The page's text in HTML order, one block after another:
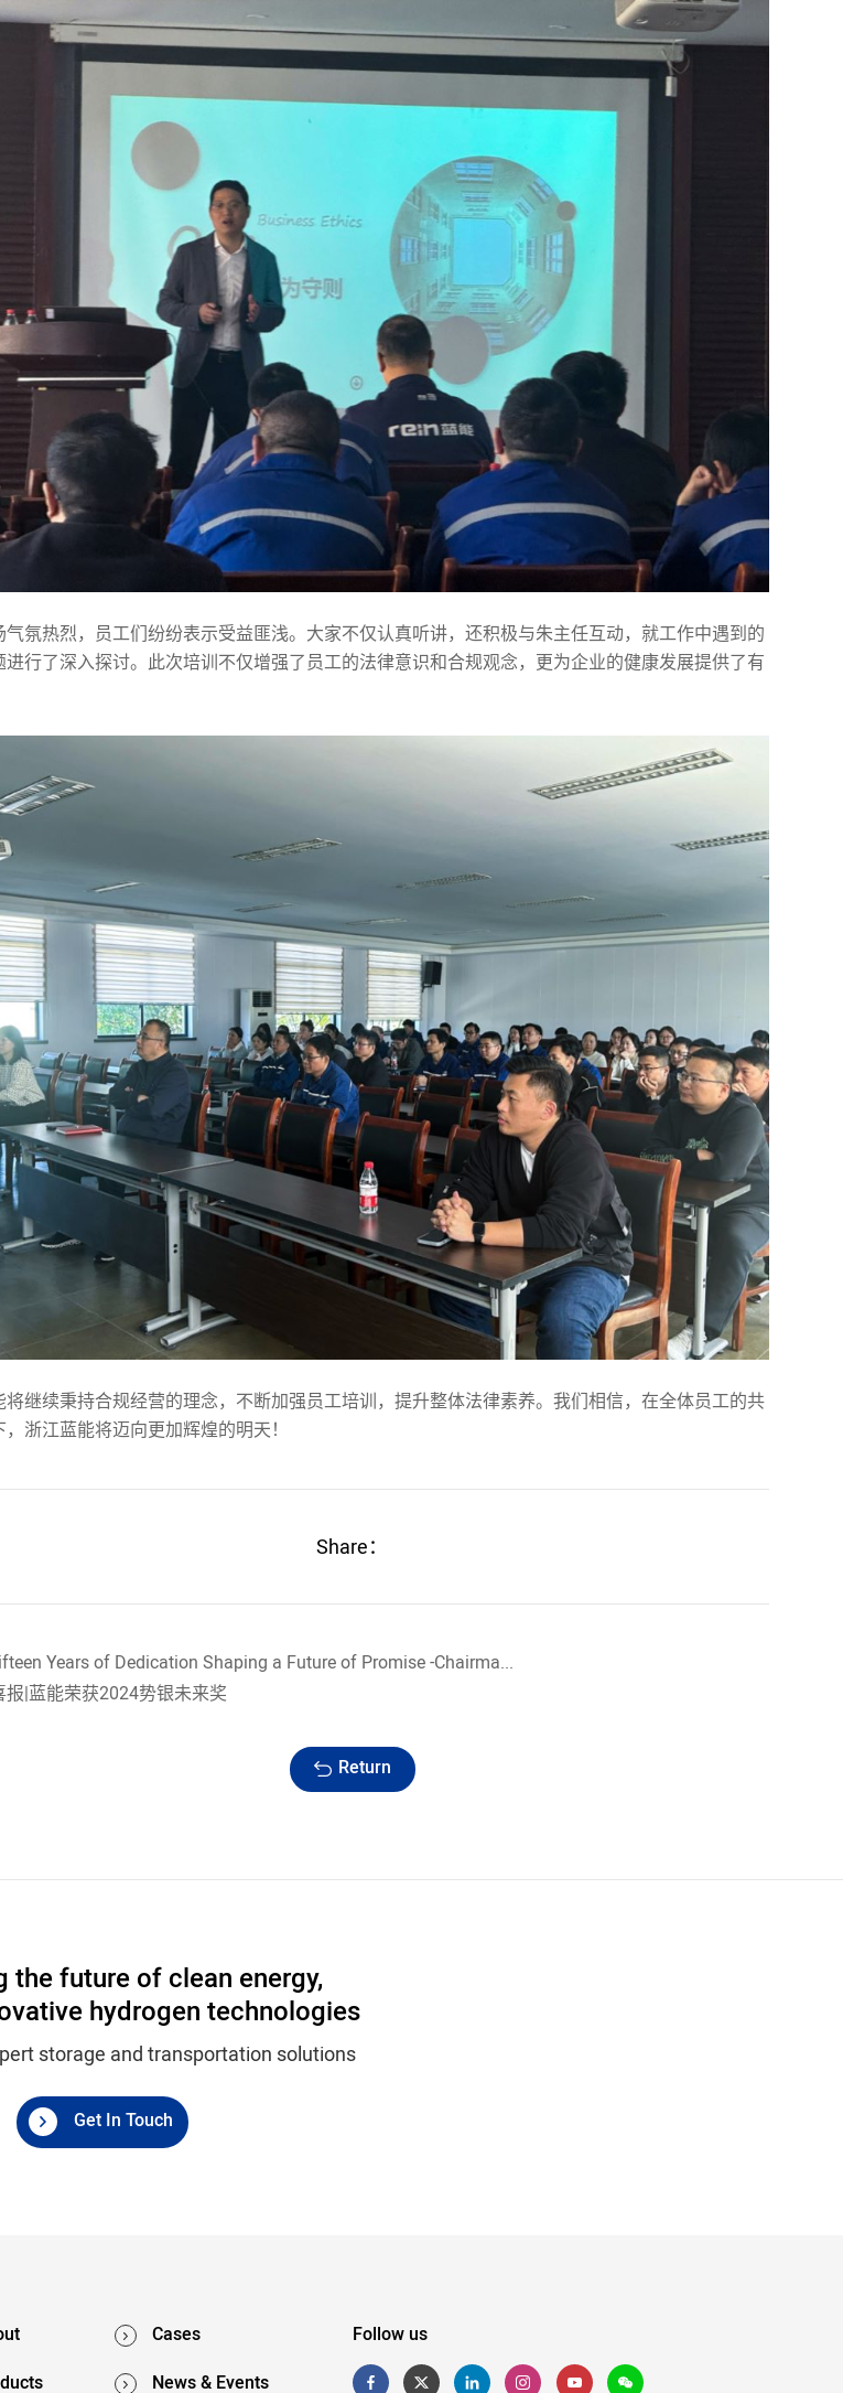
气氛热烈，员工们纷纷表示受益匪浅。大家不仅认真听讲，还积极与朱主任互动，就工作中遇到的
进行了深入探讨。此次培训不仅增强了员工的法律意识和合规观念，更为企业的健康发展提供了有
将继续秉持合规经营的理念，不断加强员工培训，提升整体法律素养。我们相信，在全体员工的共
浙江蓝能将迈向更加辉煌的明天！
Share：
Prev：Fifteen Years of Dedication Shaping a Future of Promise -Chairman's Address
报|蓝能荣获2024势银未来奖
Return
the future of clean energy,
hydrogen technologies
storage and transportation solutions
Get In Touch
Cases
News & Events
Follow us